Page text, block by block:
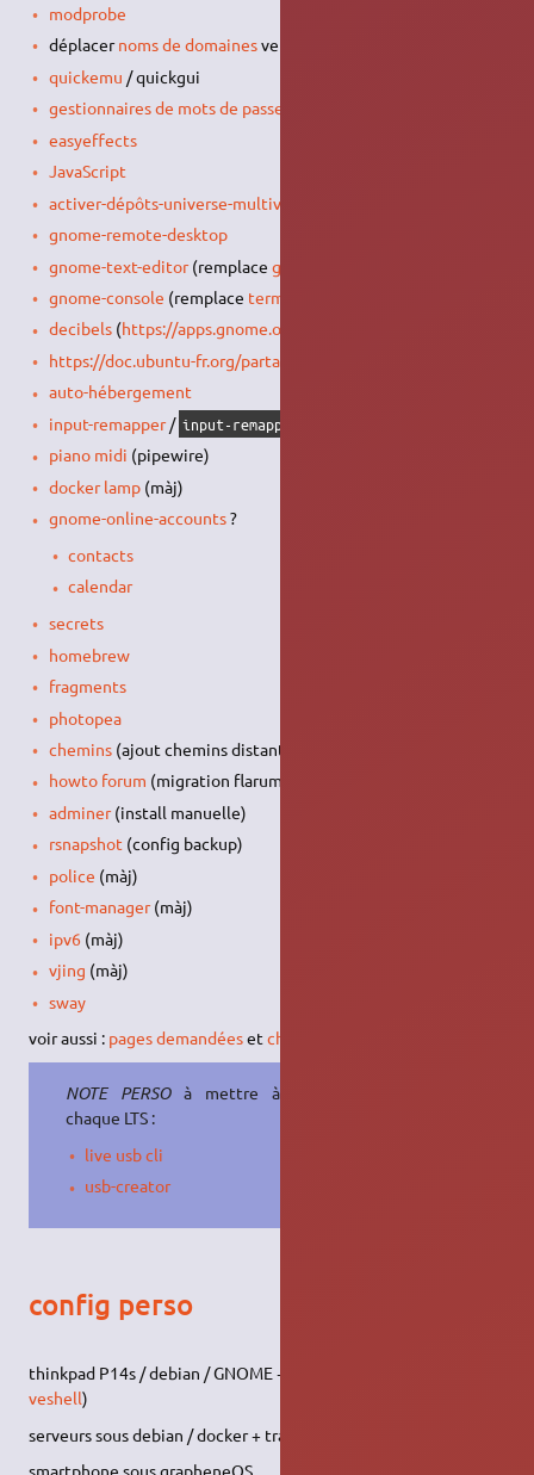
modprobe
déplacernoms de domainesvers
quickemu / quickgui
gestionnaires de mots de passe
easyeffects
JavaScript
activer-dépôts-universe-multiverse-restricted
gnome-remote-desktop
gnome-text-editor(remplace gedit
gnome-console (remplace terminal
decibels(https://apps.gnome.org/fr/Decibels/
https://doc.ubuntu-fr.org/partage
auto-hébergement
input-remapper/ input-remapper-gtk
piano midi (pipewire)
docker lamp(màj)
gnome-online-accounts?
contacts
calendar
secrets
homebrew
fragments
photopea
chemins(ajout chemins distants)
howto forum (migration flarum)
adminer(install manuelle)
rsnapshot (config backup)
police (màj)
font-manager(màj)
ipv6(màj)
vjing (màj)
sway
voir aussi : pages demandéesetchantiers
NOTE PERSOà mettre à jour à
chaque LTS :
live usb cli
usb-creator
config perso
thinkpad P14s / debian / GNOME + material shell (en attendant
veshell)
serveurs sous debian / docker + traefik
smartphone sous grapheneOS